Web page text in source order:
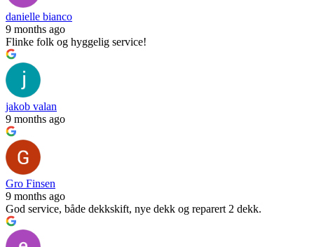
danielle bianco
9 months ago
Flinke folk og hyggelig service!
jakob valan
9 months ago
Gro Finsen
9 months ago
God service, både dekkskift, nye dekk og reparert 2 dekk.